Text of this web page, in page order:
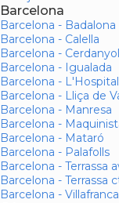
Barcelona
Barcelona - Badalona
Barcelona - Calella
Barcelona -
Barcelona - Igualada
Barcelona -
Barcelona - Lliça de
Barcelona - Manresa
Barcelona -
Barcelona - Mataró
Barcelona - Palafolls
Barcelona - Terrassa
Barcelona - Terrassa
Barcelona -